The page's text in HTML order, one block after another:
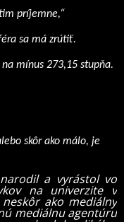
príjemne,“
sa má zrútiť.
mínus 273,15 stupňa.
skôr ako málo, je
a vyrástol vo
na univerzite v
ako mediálny
mediálnu agentúru